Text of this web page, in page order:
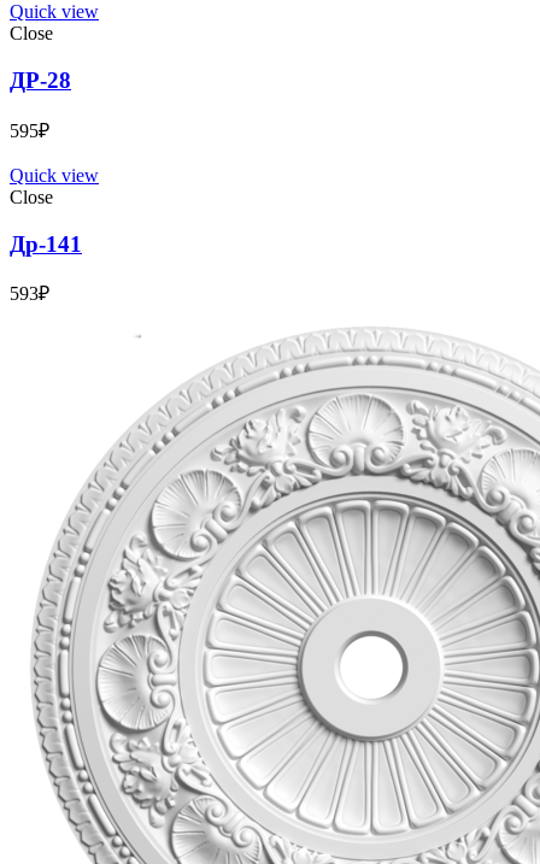
Quick view
Close
ДР-28
595₽
Quick view
Close
Др-141
593₽